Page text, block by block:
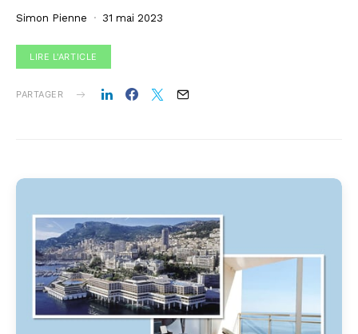
Simon Pienne 31 mai 2023
LIRE L'ARTICLE
PARTAGER